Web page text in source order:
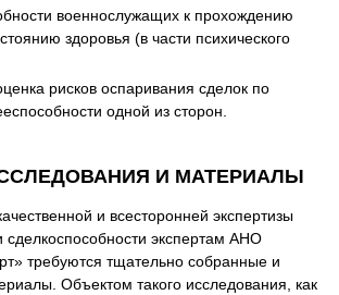
военнослужащих к прохождению
здоровья (в части психического
рисков оспаривания сделок по
одной из сторон.
И МАТЕРИАЛЫ
и всесторонней экспертизы
сделкоспособности экспертам АНО
требуются тщательно собранные и
Объектом такого исследования, как